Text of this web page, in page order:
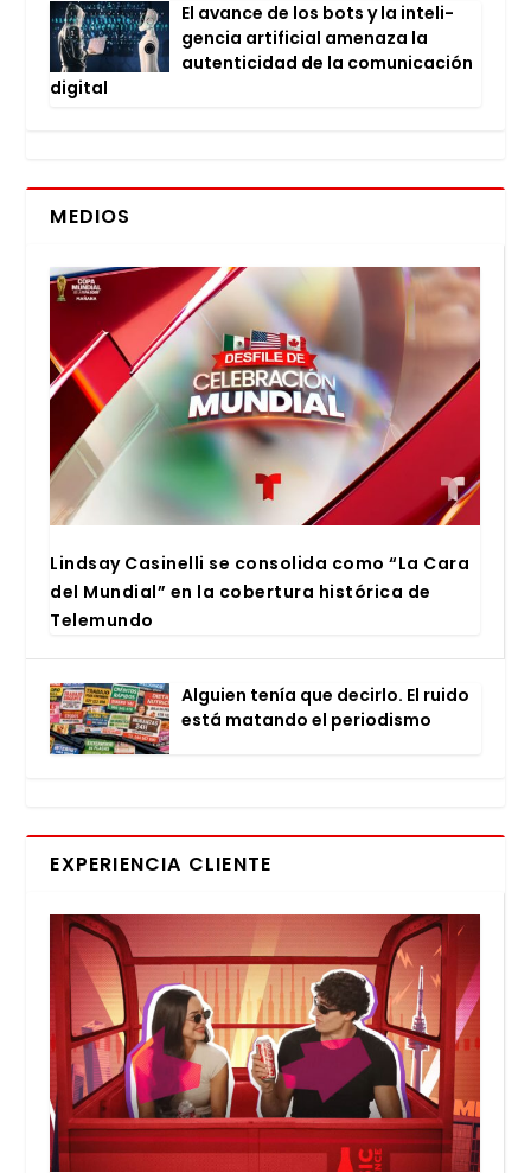
El avan­ce de los bots y la inte­li­
gen­cia arti­fi­cial ame­na­za la
auten­ti­ci­dad de la comu­ni­ca­ción
digi­tal
MEDIOS
Lind­say Casi­ne­lli se con­so­li­da como “La Cara
del Mun­dial” en la cober­tu­ra his­tó­ri­ca de
Tele­mun­do
Alguien tenía que decir­lo. El rui­do
está matan­do el perio­dis­mo
EXPERIENCIA CLIENTE